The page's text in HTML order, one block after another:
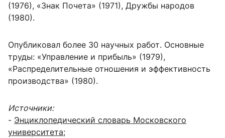
(1976), «Знак Почета» (1971), Дружбы народов
(1980).
Опубликовал более 30 научных работ. Основные
труды: «Управление и прибыль» (1979),
«Распределительные отношения и эффективность
производства» (1980).
Источники:
- Энциклопедический словарь Московского
университета;